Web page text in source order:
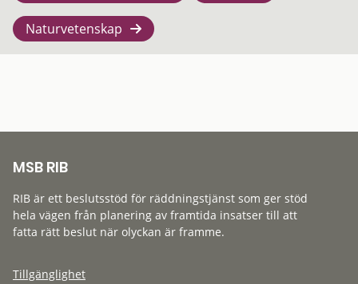
Naturvetenskap
MSB RIB
RIB är ett beslutsstöd för räddningstjänst som ger stöd
hela vägen från planering av framtida insatser till att
fatta rätt beslut när olyckan är framme.
Tillgänglighet